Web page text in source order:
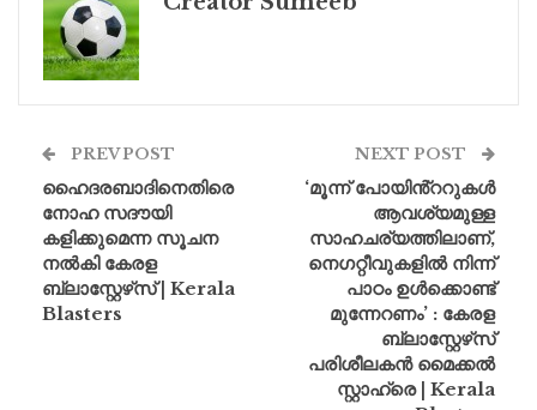
PREV POST
ഹൈദരബാദിനെതിരെ
നോഹ സദൗയി
കളിക്കുമെന്ന സൂചന
നൽകി കേരള
ബ്ലാസ്റ്റേഴ്‌സ് | Kerala
Blasters
NEXT POST
‘മൂന്ന് പോയിൻ്ററുകൾ
ആവശ്യമുള്ള
സാഹചര്യത്തിലാണ്,
നെഗറ്റീവുകളിൽ നിന്ന്
പാഠം ഉൾക്കൊണ്ട്
മുന്നേറണം’ : കേരള
ബ്ലാസ്റ്റേഴ്‌സ്
പരിശീലകൻ മൈക്കൽ
സ്റ്റാഹ്രെ | Kerala